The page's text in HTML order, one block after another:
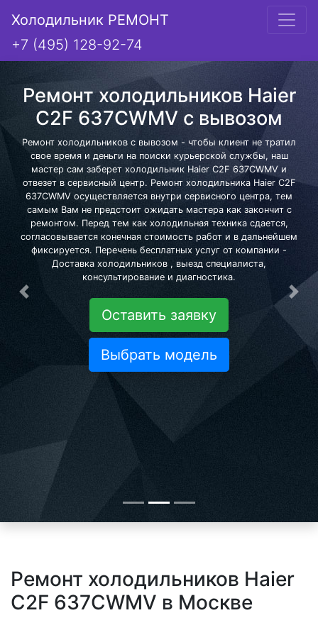
Холодильник РЕМОНТ
+7 (495) 128-92-74
Ремонт холодильников Haier
C2F 637CWMV с вывозом
Ремонт холодильников с вывозом - чтобы клиент не тратил
свое время и деньги на поиски курьерской службы, наш
мастер сам заберет холодильник Haier C2F 637CWMV и
отвезет в сервисный центр. Ремонт холодильника Haier C2F
637CWMV осуществляется внутри сервисного центра, тем
самым Вам не предстоит ожидать мастера как закончит с
ремонтом. Перед тем как холодильная техника сдается,
согласовывается конечная стоимость работ и в дальнейшем
фиксируется. Перечень бесплатных услуг от компании -
Доставка холодильников , выезд специалиста,
консультирование и диагностика.
Оставить заявку
Выбрать модель
Предыдущая
Ремонт холодильников Haier
C2F 637CWMV в Москве